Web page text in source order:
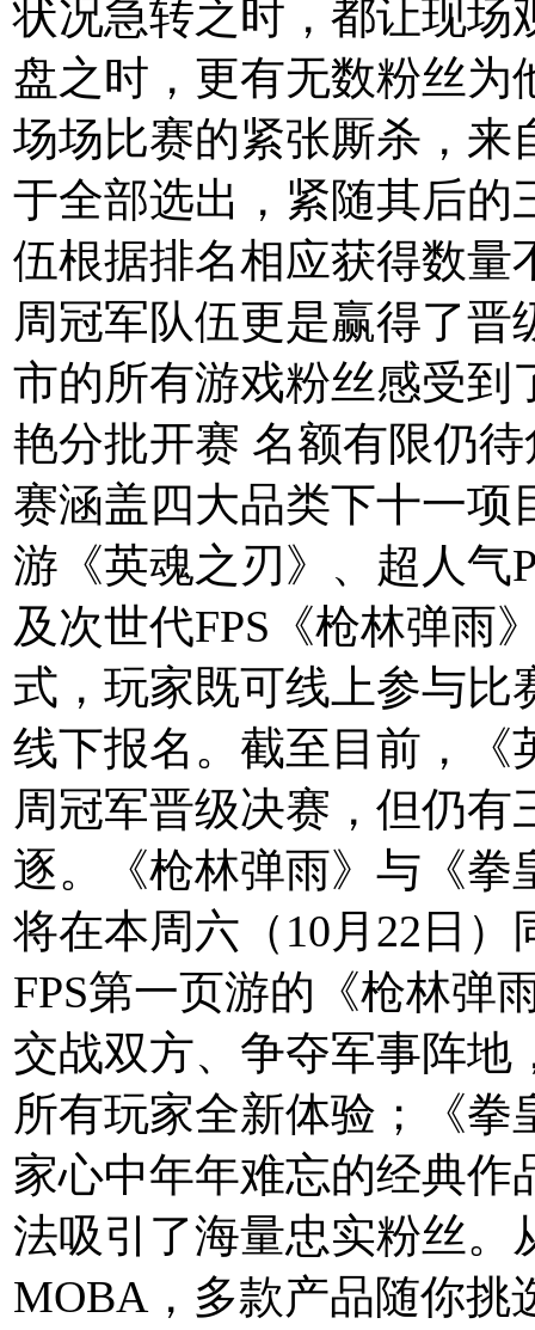
状况急转之时，都让现场
盘之时，更有无数粉丝为
场场比赛的紧张厮杀，来
于全部选出，紧随其后的
伍根据排名相应获得数量
周冠军队伍更是赢得了晋
市的所有游戏粉丝感受到
艳分批开赛 名额有限仍
赛涵盖四大品类下十一项
游《英魂之刃》、超人气
及次世代FPS《枪林弹雨
式，玩家既可线上参与比
线下报名。截至目前，《
周冠军晋级决赛，但仍有
逐。《枪林弹雨》与《拳
将在本周六（10月22日
FPS第一页游的《枪林弹
交战双方、争夺军事阵地
所有玩家全新体验；《拳
家心中年年难忘的经典作
法吸引了海量忠实粉丝。
MOBA，多款产品随你挑